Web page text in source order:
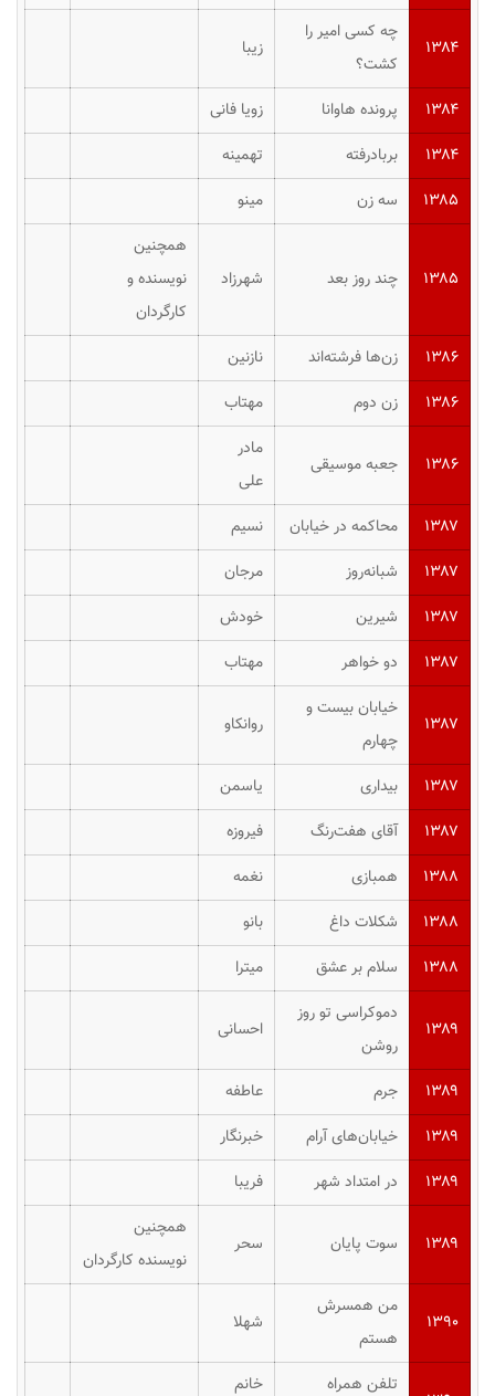
۱۳۸۴
چه کسی امیر را
کشت؟
زیبا
۱۳۸۴ پرونده هاوانا
زویا فانی
۱۳۸۴
بربادرفته
تهمینه
۱۳۸۵
سه زن مینو
۱۳۸۵ چند روز بعد شهرزاد
همچنین
نویسنده و
کارگردان
۱۳۸۶
زن‌ها فرشته‌اند
نازنین
۱۳۸۶
زن دوم مهتاب
۱۳۸۶ جعبه موسیقی
مادر
علی
۱۳۸۷
محاکمه در خیابان
نسیم
۱۳۸۷
شبانه‌روز
مرجان
۱۳۸۷
شیرین
خودش
۱۳۸۷
دو خواهر مهتاب
۱۳۸۷
خیابان بیست و
چهارم
روانکاو
۱۳۸۷ بیداری
یاسمن
۱۳۸۷
آقای هفت‌رنگ
فیروزه
۱۳۸۸
همبازی
نغمه
۱۳۸۸
شکلات داغ
بانو
۱۳۸۸
سلام بر عشق میترا
۱۳۸۹
دموکراسی تو روز
روشن
احسانی
۱۳۸۹ جرم
عاطفه
۱۳۸۹
خیابان‌های آرام
خبرنگار
۱۳۸۹
در امتداد شهر فریبا
۱۳۸۹ سوت پایان سحر
همچنین
نویسنده کارگردان
۱۳۹۰
من همسرش
هستم
شهلا
تلفن همراه خانم